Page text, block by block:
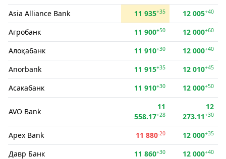
Asia Alliance Bank 11 935+35 12 005+40
Агробанк 11 900+50 12 000+60
Алоқабанк 11 910+30 12 000+40
Anorbank 11 915+35 12 010+45
Асакабанк 11 910+30 12 000+50
AVO Bank
11
558.17+28
12
273.11+30
Apex Bank 11 880-20 12 000+35
Давр Банк 11 860+30 12 000+40